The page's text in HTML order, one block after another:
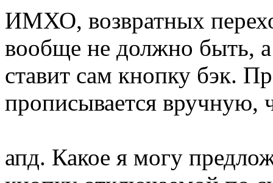
ИМХО, возвратных
вообще не должно быть, а
ставит сам кнопку бэк.
прописывается вручную,
апд. Какое я могу